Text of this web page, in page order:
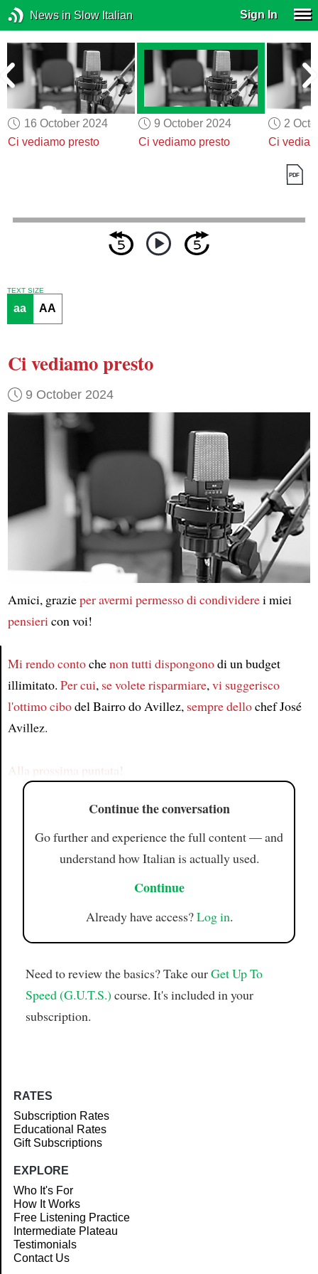
News in Slow Italian Sign In
16 October 2024
Ci vediamo presto
9 October 2024
Ci vediamo presto
2
Ci
Article
TEXT SIZE
aa AA
Ci vediamo presto
9 October 2024
Amici, grazieper avermi permesso di condividerei miei
pensiericon voi!
Mi rendo contochenon tutti dispongonodi un budget
illimitato. Per cui, se volete risparmiare,vi suggerisco
l'ottimo cibodel Bairro do Avillez, sempre dellochef José
Avillez.
Alla prossima puntata!
Continue the conversation
Go further and experience the full content — and
understand how Italian is actually used.
Continue
Already have access?Log in.
Need to review the basics? Take ourGet Up To
Speed (G.U.T.S.) course. It's included in your
subscription.
RATES
Subscription Rates
Educational Rates
Gift Subscriptions
EXPLORE
Who It's For
How It Works
Free Listening Practice
Intermediate Plateau
Testimonials
Contact Us